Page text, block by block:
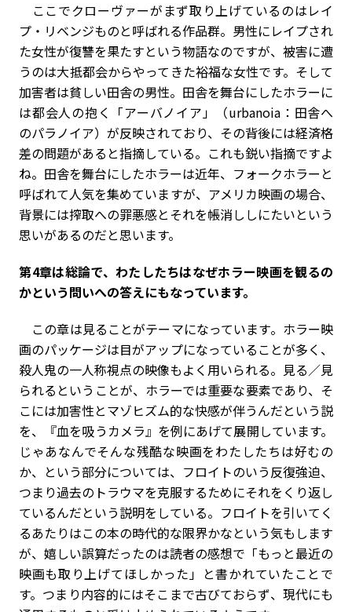
ここでクローヴァーがまず取り上げているのはレイ
プ・リベンジものと呼ばれる作品群。男性にレイプされ
た女性が復讐を果たすという物語なのですが、被害に遭
うのは大抵都会からやってきた裕福な女性です。そして
加害者は貧しい田舎の男性。田舎を舞台にしたホラーに
は都会人の抱く「アーバノイア」（urbanoia：田舎へ
のパラノイア）が反映されており、その背後には経済格
差の問題があると指摘している。これも鋭い指摘ですよ
ね。田舎を舞台にしたホラーは近年、フォークホラーと
呼ばれて人気を集めていますが、アメリカ映画の場合、
背景には搾取への罪悪感とそれを帳消ししにたいという
思いがあるのだと思います。
――第4章は総論で、わたしたちはなぜホラー映画を観るの
かという問いへの答えにもなっています。
この章は見ることがテーマになっています。ホラー映
画のパッケージは目がアップになっていることが多く、
殺人鬼の一人称視点の映像もよく用いられる。見る／見
られるということが、ホラーでは重要な要素であり、そ
こには加害性とマゾヒズム的な快感が伴うんだという説
を、『血を吸うカメラ』を例にあげて展開しています。
じゃあなんでそんな残酷な映画をわたしたちは好むの
か、という部分については、フロイトのいう反復強迫、
つまり過去のトラウマを克服するためにそれをくり返し
ているんだという説明をしている。フロイトを引いてく
るあたりはこの本の時代的な限界かなという気もします
が、嬉しい誤算だったのは読者の感想で「もっと最近の
映画も取り上げてほしかった」と書かれていたことで
す。つまり内容的にはそこまで古びておらず、現代にも